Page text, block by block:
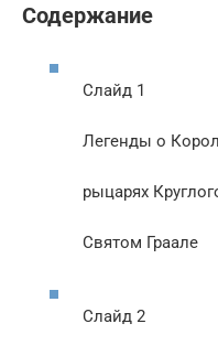
Содержание
Слайд 1
Легенды о
рыцарях
Святом Граале
Слайд 2